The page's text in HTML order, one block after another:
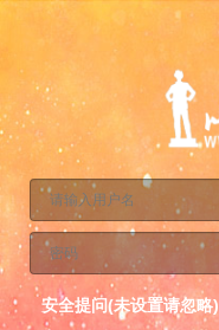
安全提问(未设置请忽略)